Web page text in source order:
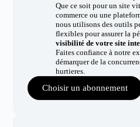
Que ce soit pour un site
commerce ou une
nous utilisons des outils
flexibles pour assurer la
visibilité de votre site
Faites confiance à notre
démarquer de la
hurtieres.
Choisir un abonnement